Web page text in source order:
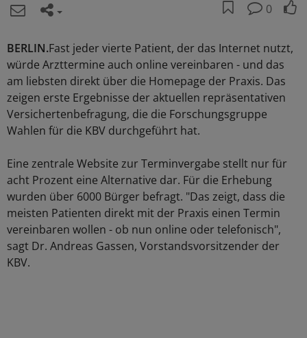
0
BERLIN.Fast jeder vierte Patient, der das Internet nutzt,
würde Arzttermine auch online vereinbaren - und das
am liebsten direkt über die Homepage der Praxis. Das
zeigen erste Ergebnisse der aktuellen repräsentativen
Versichertenbefragung, die die Forschungsgruppe
Wahlen für die KBV durchgeführt hat.
Eine zentrale Website zur Terminvergabe stellt nur für
acht Prozent eine Alternative dar. Für die Erhebung
wurden über 6000 Bürger befragt. "Das zeigt, dass die
meisten Patienten direkt mit der Praxis einen Termin
vereinbaren wollen - ob nun online oder telefonisch",
sagt Dr. Andreas Gassen, Vorstandsvorsitzender der
KBV.